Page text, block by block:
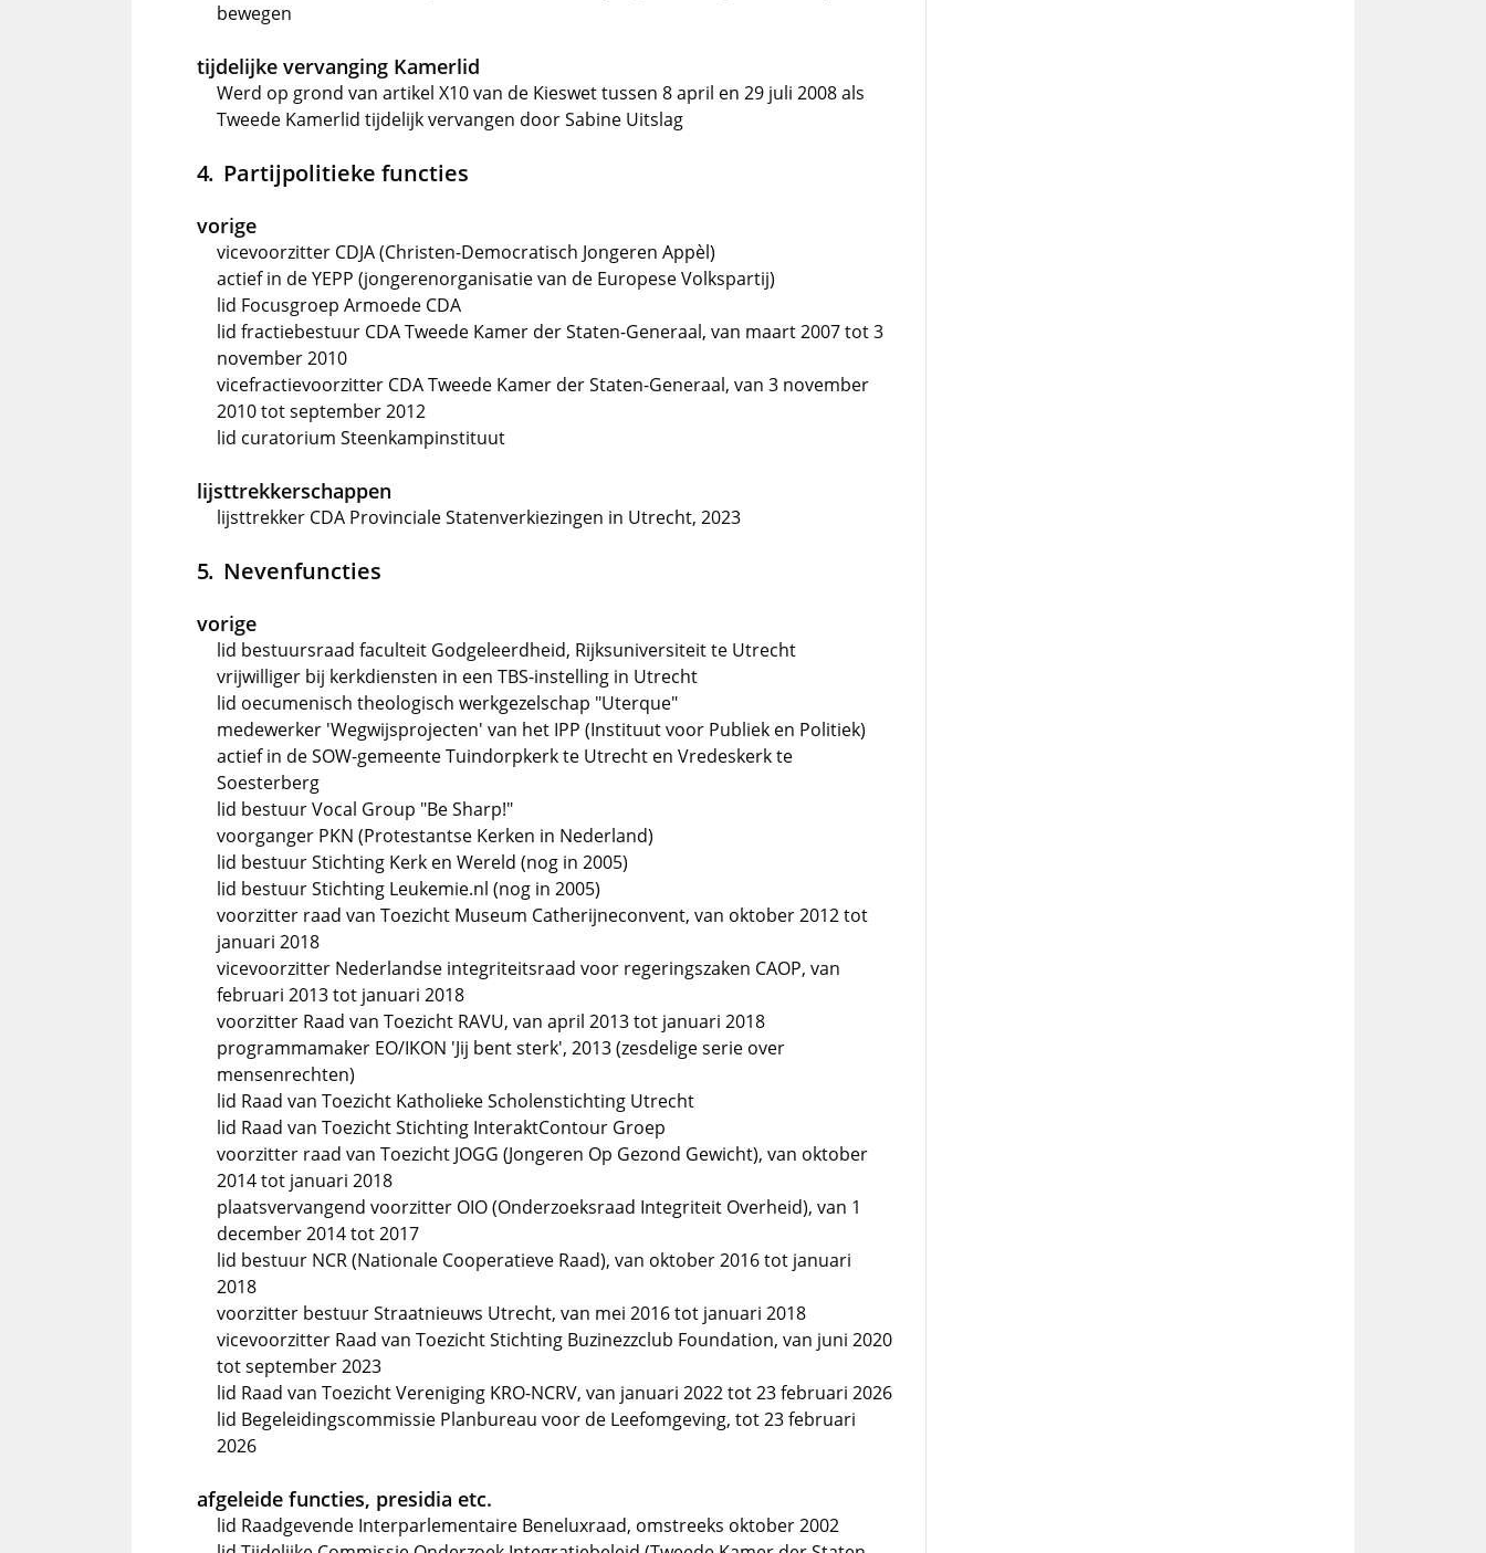
bewegen
tijdelijke vervanging Kamerlid
Werd op grond van artikel X10 van de Kieswet tussen 8 april en 29 juli 2008 als
Tweede Kamerlid tijdelijk vervangen door Sabine Uitslag
Partijpolitieke functies
vorige
vicevoorzitter CDJA (Christen-Democratisch Jongeren Appèl)
actief in de YEPP (jongerenorganisatie van de Europese Volkspartij)
lid Focusgroep Armoede CDA
lid fractiebestuur CDA Tweede Kamer der Staten-Generaal, van maart 2007 tot 3
november 2010
vicefractievoorzitter CDA Tweede Kamer der Staten-Generaal, van 3 november
2010 tot september 2012
lid curatorium Steenkampinstituut
lijsttrekkerschappen
lijsttrekker CDA Provinciale Statenverkiezingen in Utrecht, 2023
Nevenfuncties
vorige
lid bestuursraad faculteit Godgeleerdheid, Rijksuniversiteit te Utrecht
vrijwilliger bij kerkdiensten in een TBS-instelling in Utrecht
lid oecumenisch theologisch werkgezelschap "Uterque"
medewerker 'Wegwijsprojecten' van het IPP (Instituut voor Publiek en Politiek)
actief in de SOW-gemeente Tuindorpkerk te Utrecht en Vredeskerk te
Soesterberg
lid bestuur Vocal Group "Be Sharp!"
voorganger PKN (Protestantse Kerken in Nederland)
lid bestuur Stichting Kerk en Wereld (nog in 2005)
lid bestuur Stichting Leukemie.nl (nog in 2005)
voorzitter raad van Toezicht Museum Catherijneconvent, van oktober 2012 tot
januari 2018
vicevoorzitter Nederlandse integriteitsraad voor regeringszaken CAOP, van
februari 2013 tot januari 2018
voorzitter Raad van Toezicht RAVU, van april 2013 tot januari 2018
programmamaker EO/IKON 'Jij bent sterk', 2013 (zesdelige serie over
mensenrechten)
lid Raad van Toezicht Katholieke Scholenstichting Utrecht
lid Raad van Toezicht Stichting InteraktContour Groep
voorzitter raad van Toezicht JOGG (Jongeren Op Gezond Gewicht), van oktober
2014 tot januari 2018
plaatsvervangend voorzitter OIO (Onderzoeksraad Integriteit Overheid), van 1
december 2014 tot 2017
lid bestuur NCR (Nationale Cooperatieve Raad), van oktober 2016 tot januari
2018
voorzitter bestuur Straatnieuws Utrecht, van mei 2016 tot januari 2018
vicevoorzitter Raad van Toezicht Stichting Buzinezzclub Foundation, van juni 2020
tot september 2023
lid Raad van Toezicht Vereniging KRO-NCRV, van januari 2022 tot 23 februari 2026
lid Begeleidingscommissie Planbureau voor de Leefomgeving, tot 23 februari
2026
afgeleide functies, presidia etc.
lid Raadgevende Interparlementaire Beneluxraad, omstreeks oktober 2002